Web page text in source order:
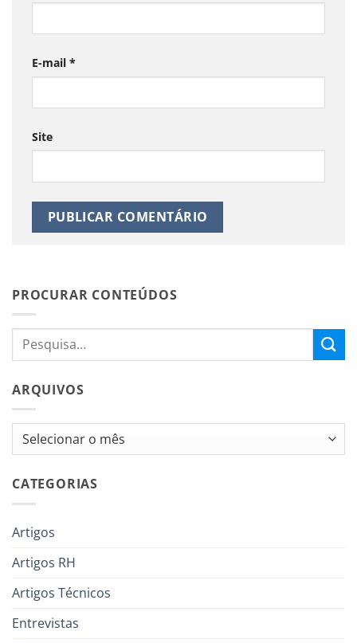
E-mail *
Site
PROCURAR CONTEÚDOS
ARQUIVOS
Arquivos
CATEGORIAS
Artigos
Artigos RH
Artigos Técnicos
Entrevistas